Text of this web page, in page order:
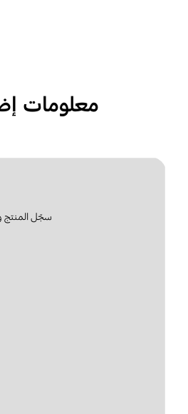
معلومات
سجّل المنتج